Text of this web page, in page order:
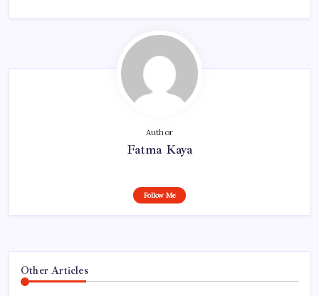
Author
Fatma Kaya
Follow Me
Other Articles